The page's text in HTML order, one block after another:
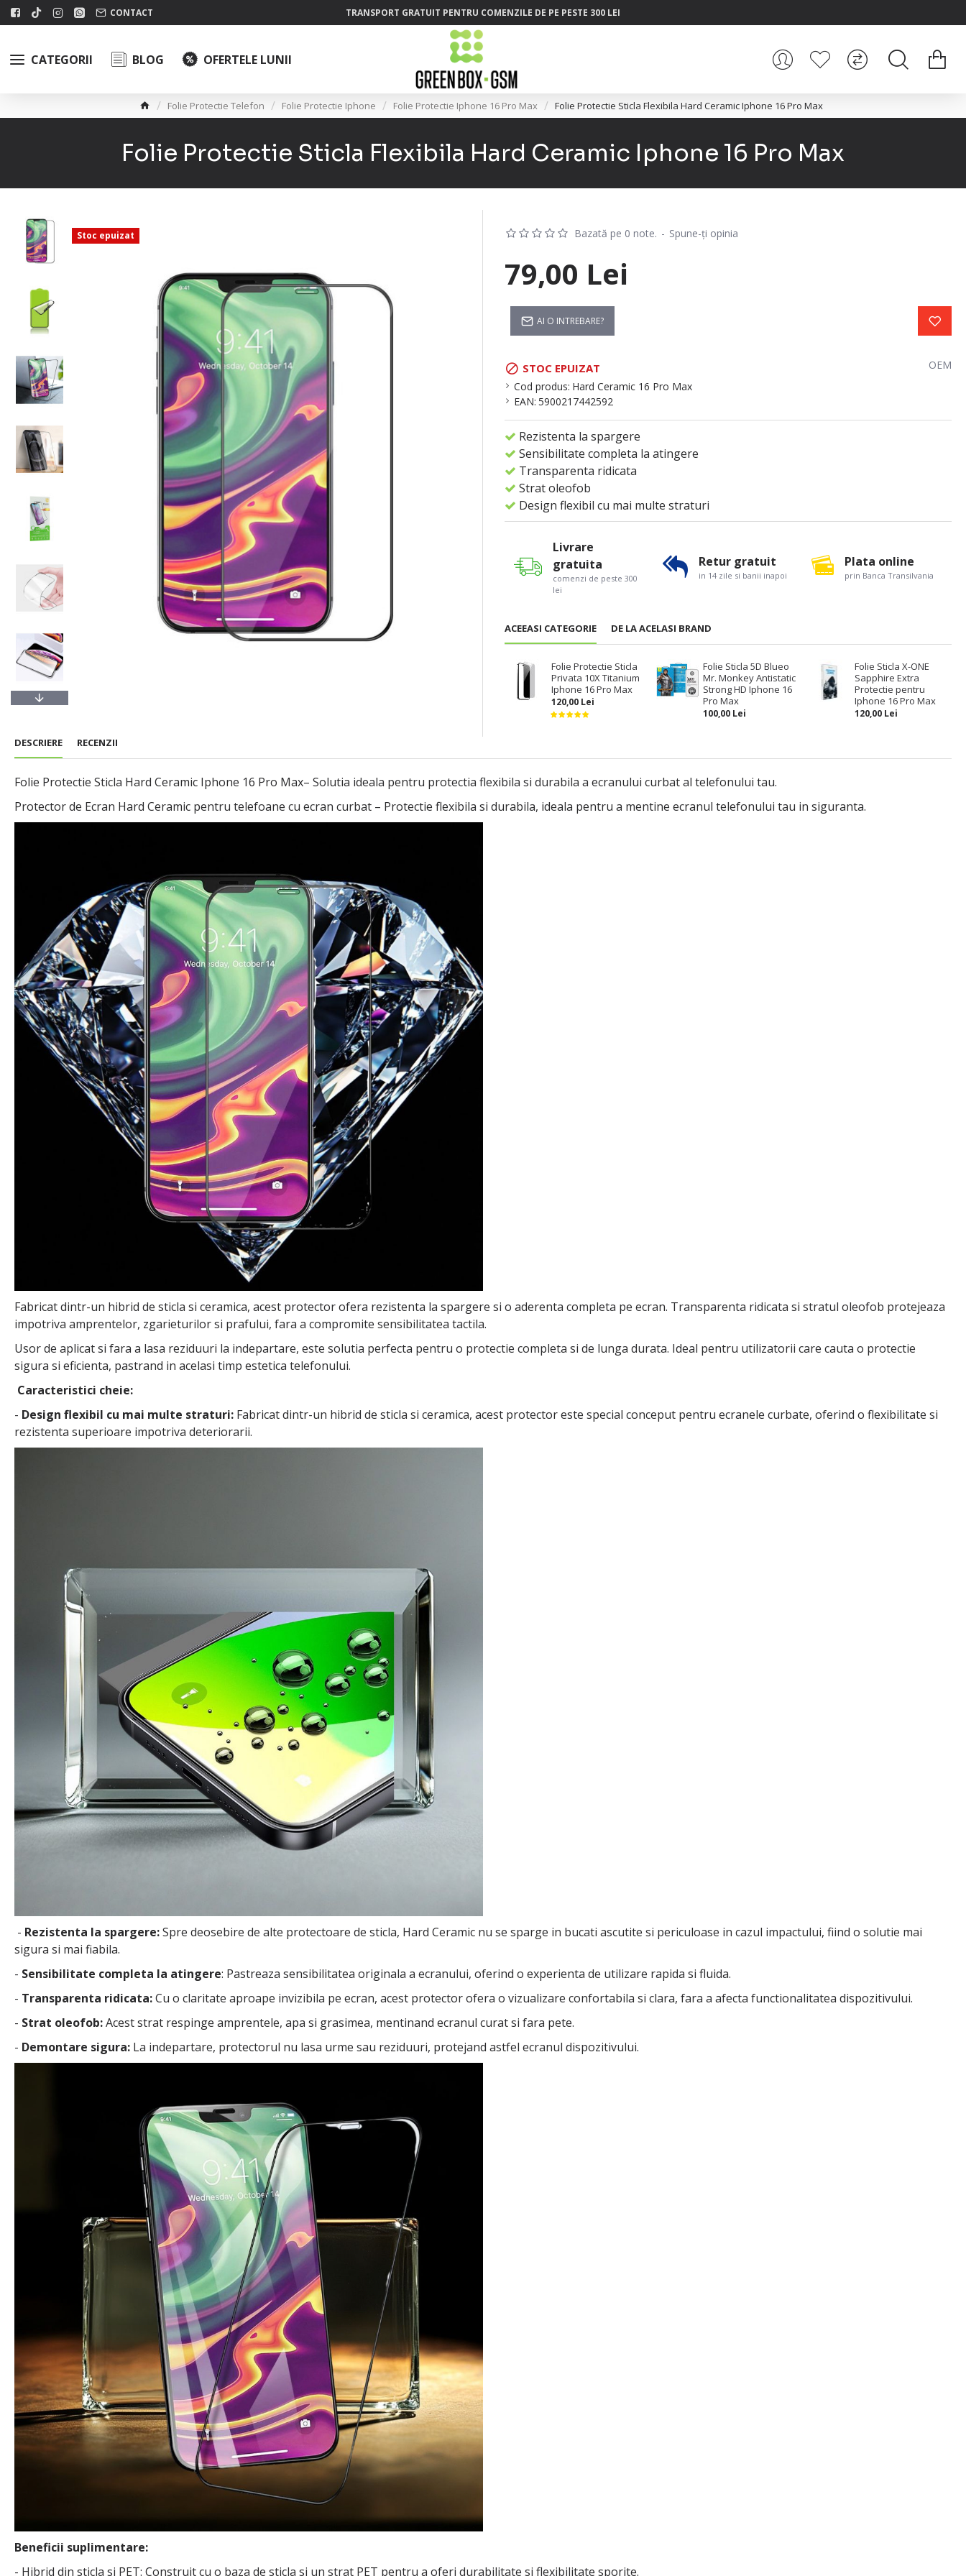
CONTACT TRANSPORT GRATUIT PENTRU COMENZILE DE PE PESTE 300 LEI
CATEGORII BLOG OFERTELE LUNII
Folie Protectie Telefon Folie Protectie Iphone Folie Protectie Iphone 16 Pro Max Folie Protectie Sticla Flexibila Hard Ceramic Iphone 16 Pro Max
Folie Protectie Sticla Flexibila Hard Ceramic Iphone 16 Pro Max
Stoc epuizat
STOC EPUIZAT
Cod produs: Hard Ceramic 16 Pro Max
EAN: 5900217442592
OEM
Rezistenta la spargere
Sensibilitate completa la atingere
Transparenta ridicata
Strat oleofob
Design flexibil cu mai multe straturi
Bazată pe 0 note. - Spune-ţi opinia
79,00 Lei
AI O INTREBARE?
ACEEASI CATEGORIE DE LA ACELASI BRAND
Folie Protectie Sticla
Privata 10X Titanium
Iphone 16 Pro Max
120,00 Lei
Folie Sticla 5D Blueo
Mr. Monkey Antistatic
Strong HD Iphone 16
Pro Max
100,00 Lei
Folie Sticla X-ONE
Sapphire Extra
Protectie pentru
Iphone 16 Pro Max
120,00 Lei
Livrare
gratuita
comenzi de peste 300
lei
Retur gratuit
in 14 zile si banii inapoi
Plata online
prin Banca Transilvania
DESCRIERE RECENZII
Folie Protectie Sticla Hard Ceramic Iphone 16 Pro Max– Solutia ideala pentru protectia flexibila si durabila a ecranului curbat al telefonului tau.
Protector de Ecran Hard Ceramic pentru telefoane cu ecran curbat – Protectie flexibila si durabila, ideala pentru a mentine ecranul telefonului tau in siguranta.
Fabricat dintr-un hibrid de sticla si ceramica, acest protector ofera rezistenta la spargere si o aderenta completa pe ecran. Transparenta ridicata si stratul oleofob protejeaza
impotriva amprentelor, zgarieturilor si prafului, fara a compromite sensibilitatea tactila.
Usor de aplicat si fara a lasa reziduuri la indepartare, este solutia perfecta pentru o protectie completa si de lunga durata. Ideal pentru utilizatorii care cauta o protectie
sigura si eficienta, pastrand in acelasi timp estetica telefonului.
Caracteristici cheie:
- Design flexibil cu mai multe straturi: Fabricat dintr-un hibrid de sticla si ceramica, acest protector este special conceput pentru ecranele curbate, oferind o flexibilitate si
rezistenta superioare impotriva deteriorarii.
- Rezistenta la spargere:Spre deosebire de alte protectoare de sticla, Hard Ceramic nu se sparge in bucati ascutite si periculoase in cazul impactului, fiind o solutie mai
sigura si mai fiabila.
- Sensibilitate completa la atingere: Pastreaza sensibilitatea originala a ecranului, oferind o experienta de utilizare rapida si fluida.
- Transparenta ridicata:Cu o claritate aproape invizibila pe ecran, acest protector ofera o vizualizare confortabila si clara, fara a afecta functionalitatea dispozitivului.
- Strat oleofob:Acest strat respinge amprentele, apa si grasimea, mentinand ecranul curat si fara pete.
- Demontare sigura: La indepartare, protectorul nu lasa urme sau reziduuri, protejand astfel ecranul dispozitivului.
Beneficii suplimentare:
- Hibrid din sticla si PET: Construit cu o baza de sticla si un strat PET pentru a oferi durabilitate si flexibilitate sporite.